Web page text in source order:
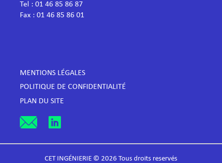
Tel : 01 46 85 86 87
Fax : 01 46 85 86 01
MENTIONS LÉGALES
POLITIQUE DE CONFIDENTIALITÉ
PLAN DU SITE
CET INGÉNIERIE © 2026 Tous droits reservés